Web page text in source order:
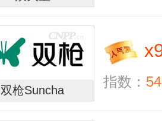
双枪Suncha
x
指数：